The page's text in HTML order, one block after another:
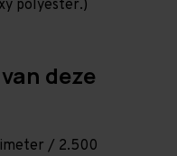
polyester.)
deze
/ 2.500